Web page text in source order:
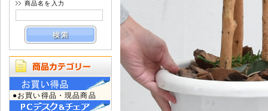
商品名を入力
●お買い得品・現品商品